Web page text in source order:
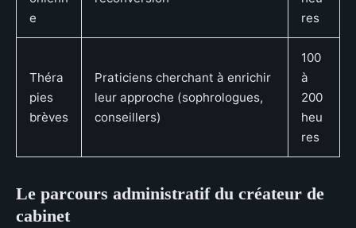
e
res
Théra
pies
brèves
Praticiens cherchant à enrichir
leur approche (sophrologues,
conseillers)
100
à
200
heu
res
Le parcours administratif du créateur de
cabinet